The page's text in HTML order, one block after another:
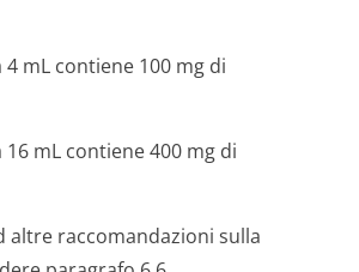
mL contiene 100 mg di
mL contiene 400 mg di
altre raccomandazioni sulla